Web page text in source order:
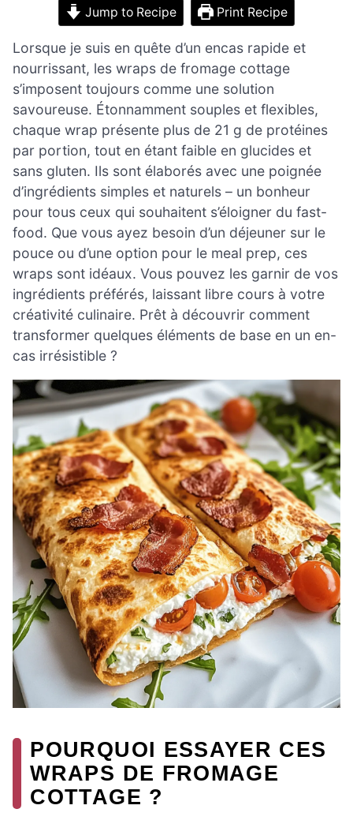
Jump to Recipe Print Recipe
Lorsque je suis en quête d’un encas rapide et
nourrissant, les wraps de fromage cottage
s’imposent toujours comme une solution
savoureuse. Étonnamment souples et flexibles,
chaque wrap présente plus de 21 g de protéines
par portion, tout en étant faible en glucides et
sans gluten. Ils sont élaborés avec une poignée
d’ingrédients simples et naturels – un bonheur
pour tous ceux qui souhaitent s’éloigner du fast-
food. Que vous ayez besoin d’un déjeuner sur le
pouce ou d’une option pour le meal prep, ces
wraps sont idéaux. Vous pouvez les garnir de vos
ingrédients préférés, laissant libre cours à votre
créativité culinaire. Prêt à découvrir comment
transformer quelques éléments de base en un en-
cas irrésistible ?
POURQUOI ESSAYER CES
WRAPS DE FROMAGE
COTTAGE ?